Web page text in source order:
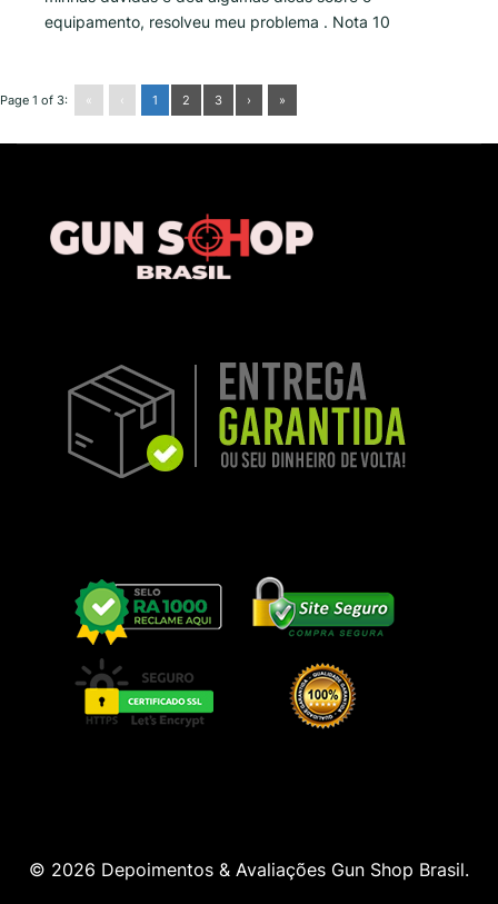
equipamento, resolveu meu problema . Nota 10
Page 1 of 3: « ‹ 1 2 3 › »
© 2026 Depoimentos & Avaliações Gun Shop Brasil.